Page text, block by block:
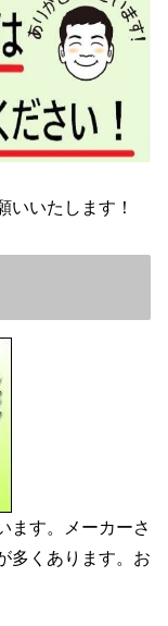
いいたします！
ます。メーカーさ
多くあります。お